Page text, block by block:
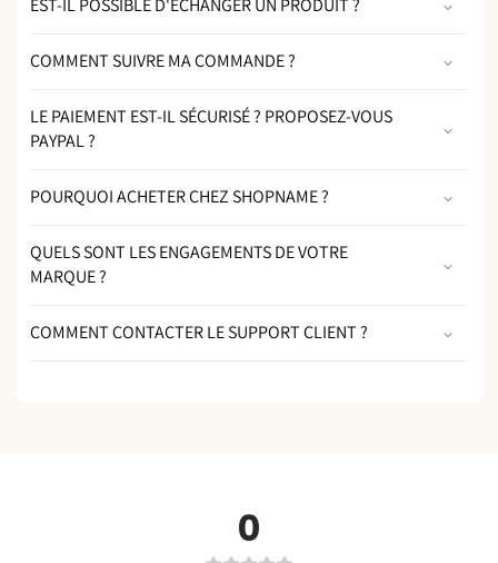
EST-IL POSSIBLE D'ÉCHANGER UN PRODUIT ?
COMMENT SUIVRE MA COMMANDE ?
LE PAIEMENT EST-IL SÉCURISÉ ? PROPOSEZ-VOUS
PAYPAL ?
POURQUOI ACHETER CHEZ SHOPNAME ?
QUELS SONT LES ENGAGEMENTS DE VOTRE
MARQUE ?
COMMENT CONTACTER LE SUPPORT CLIENT ?
0